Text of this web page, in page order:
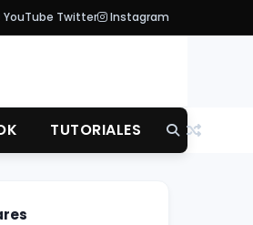
YouTube Twitter Instagram
TUTORIALES